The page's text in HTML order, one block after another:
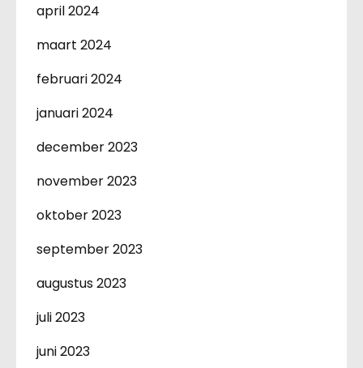
april 2024
maart 2024
februari 2024
januari 2024
december 2023
november 2023
oktober 2023
september 2023
augustus 2023
juli 2023
juni 2023